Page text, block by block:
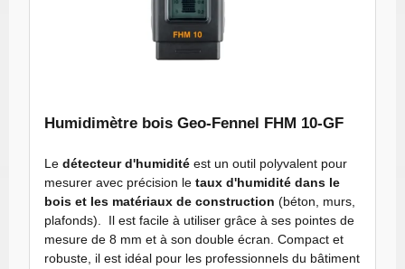
Humidimètre bois Geo-Fennel FHM 10-GF
Le détecteur d'humidité est un outil polyvalent pour
mesurer avec précision le taux d'humidité dans le
bois et les matériaux de construction (béton, murs,
plafonds). Il est facile à utiliser grâce à ses pointes de
mesure de 8 mm et à son double écran. Compact et
robuste, il est idéal pour les professionnels du bâtiment